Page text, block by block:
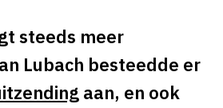
steeds meer
Lubach besteedde er
aan, en ook